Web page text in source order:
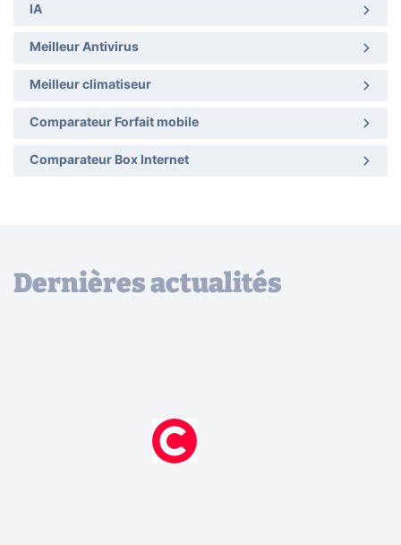
IA
Meilleur Antivirus
Meilleur climatiseur
Comparateur Forfait mobile
Comparateur Box Internet
Dernières actualités